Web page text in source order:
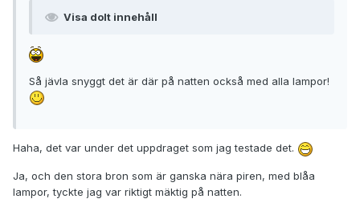
Visa dolt innehåll
Så jävla snyggt det är där på natten också med alla lampor!
Haha, det var under det uppdraget som jag testade det.
Ja, och den stora bron som är ganska nära piren, med blåa
lampor, tyckte jag var riktigt mäktig på natten.